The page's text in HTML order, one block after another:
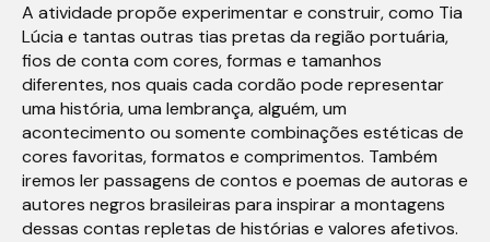
A atividade propõe experimentar e construir, como Tia
Lúcia e tantas outras tias pretas da região portuária,
fios de conta com cores, formas e tamanhos
diferentes, nos quais cada cordão pode representar
uma história, uma lembrança, alguém, um
acontecimento ou somente combinações estéticas de
cores favoritas, formatos e comprimentos. Também
iremos ler passagens de contos e poemas de autoras e
autores negros brasileiras para inspirar a montagens
dessas contas repletas de histórias e valores afetivos.